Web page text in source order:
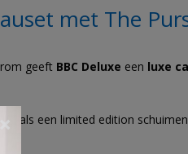
met The
geeft BBC Deluxe een luxe
zoals een limited edition
×